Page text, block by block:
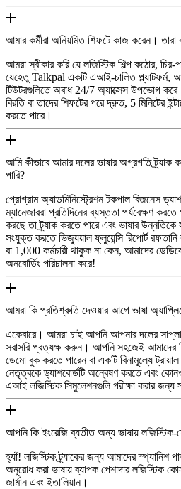
আমার কর্মীরা অনিয়মিত শিফটে কাজ করেন।
আমরা স্বীকার করি যে লজিস্টিক শিল্প কঠোর,
যেহেতু Talkpal একটি এআই-চালিত প্ল্যাটফর্ম,
টিউটরগুলিতে অবাধ 24/7 অ্যাক্সেস উপভোগ
বিরতি বা তাদের শিফটের পরে দ্রুত, 5 মিনিটের
করতে পারে।
আমি কীভাবে আমার দলের ভাষার অগ্রগতি ট্র্যাক
পারি?
প্রোগ্রাম অ্যাডমিনিস্ট্রেশন টকপাল বিজনেস
ম্যানেজাররা প্রতিদিনের ব্যস্ততা পর্যবেক্ষণ
করছে তা ট্র্যাক করতে পারে এবং ভাষার উন্নতিকে
সংযুক্ত করতে ভিজ্যুয়াল ফ্লুয়েন্সি রিপোর্ট
বা 1,000 কর্মচারী থাকুক না কেন, আমাদের
অনবোর্ডিং পরিচালনা করে!
আমরা কি প্রতিশ্রুতি দেওয়ার আগে ভাষা
একেবারে। আমরা চাই আপনি আপনার দলের
সরাসরি প্রত্যক্ষ করুন। আপনি সহজেই আমাদের
ডেমো বুক করতে পারেন বা একটি বিনামূল্যে
নেতৃত্বকে ড্যাশবোর্ডটি অন্বেষণ করতে এবং
এআই লজিস্টিক সিমুলেশনগুলি পরীক্ষা করার জন্য
আপনি কি ইংরেজি ব্যতীত অন্য ভাষায়
হ্যাঁ! লজিস্টিক ট্র্যাকের জন্য আমাদের স্প্যানিশ
অনুরোধ করা ভাষায় ব্যাপক পেশাদার লজিস্টিক
জার্মান এবং ইতালিয়ান।